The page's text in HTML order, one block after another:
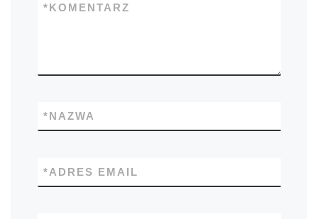
KOMENTARZ
*
NAZWA
*
ADRES EMAIL
*